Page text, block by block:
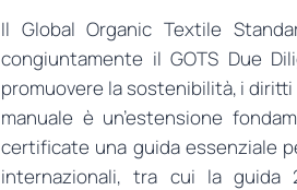
Il Global Organic Textile
congiuntamente il GOTS Due
promuovere la sostenibilità, i
manuale è un’estensione
certificate una guida essenziale
internazionali, tra cui la guida